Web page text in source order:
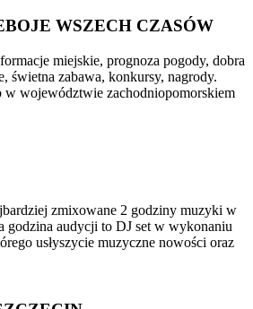
WSZECH CZASÓW
miejskie, prognoza pogody, dobra
świetna zabawa, konkursy, nagrody.
w województwie zachodniopomorskiem
zmixowane 2 godziny muzyki w
godzina audycji to DJ set w wykonaniu
usłyszycie muzyczne nowości oraz